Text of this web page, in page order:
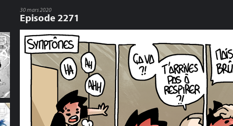
30 mars 2020
Episode 2271